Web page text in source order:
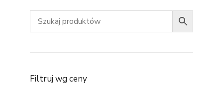
Filtruj wg ceny